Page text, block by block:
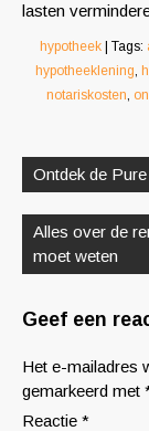
lasten
hypotheek | Tags:
hypotheeklening,
notariskosten,
Ontdek de
Alles over de
moet weten
Geef een
Het e-mailadres
gemarkeerd met
Reactie *